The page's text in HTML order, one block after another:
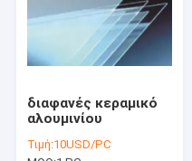
Περίπου εμείς
Γύρος εργοστασίων
διαφανές κεραμικό
αλουμινίου
Τιμή:10USD/PC